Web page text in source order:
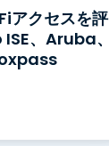
アクセスを評
、Aruba、